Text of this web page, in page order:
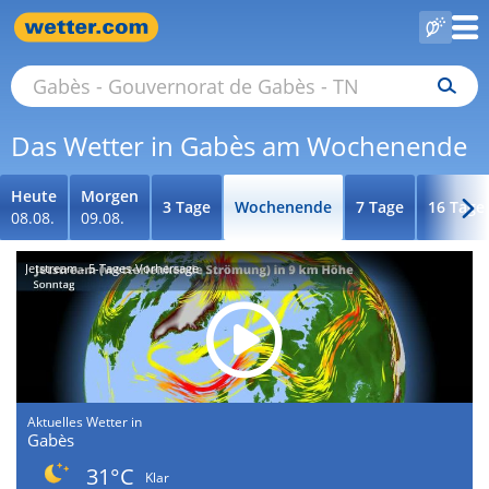
Das Wetter in Gabès am Wochenende
Heute
08.08.
Morgen
09.08.
3 Tage Wochenende 7 Tage 16 Tage
Jetstream - 5-Tages-Vorhersage
Aktuelles Wetter in
Gabès
31°C
Klar